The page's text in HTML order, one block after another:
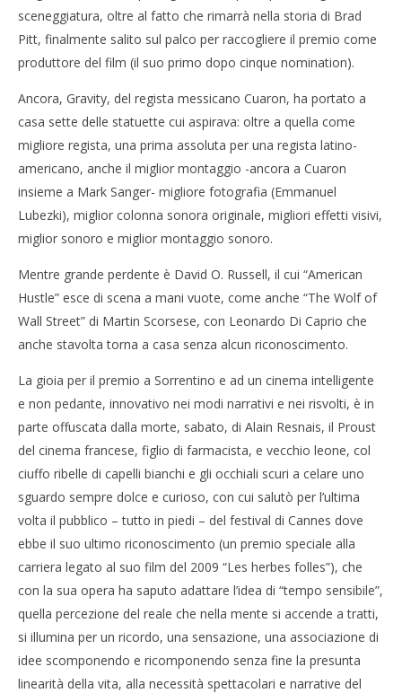
sceneggiatura, oltre al fatto che rimarrà nella storia di Brad
Pitt, finalmente salito sul palco per raccogliere il premio come
produttore del film (il suo primo dopo cinque nomination).
Ancora, Gravity, del regista messicano Cuaron, ha portato a
casa sette delle statuette cui aspirava: oltre a quella come
migliore regista, una prima assoluta per una regista latino-
americano, anche il miglior montaggio -ancora a Cuaron
insieme a Mark Sanger- migliore fotografia (Emmanuel
Lubezki), miglior colonna sonora originale, migliori effetti visivi,
miglior sonoro e miglior montaggio sonoro.
Mentre grande perdente è David O. Russell, il cui “American
Hustle” esce di scena a mani vuote, come anche “The Wolf of
Wall Street” di Martin Scorsese, con Leonardo Di Caprio che
anche stavolta torna a casa senza alcun riconoscimento.
La gioia per il premio a Sorrentino e ad un cinema intelligente
e non pedante, innovativo nei modi narrativi e nei risvolti, è in
parte offuscata dalla morte, sabato, di Alain Resnais, il Proust
del cinema francese, figlio di farmacista, e vecchio leone, col
ciuffo ribelle di capelli bianchi e gli occhiali scuri a celare uno
sguardo sempre dolce e curioso, con cui salutò per l’ultima
volta il pubblico – tutto in piedi – del festival di Cannes dove
ebbe il suo ultimo riconoscimento (un premio speciale alla
carriera legato al suo film del 2009 “Les herbes folles”), che
con la sua opera ha saputo adattare l’idea di “tempo sensibile”,
quella percezione del reale che nella mente si accende a tratti,
si illumina per un ricordo, una sensazione, una associazione di
idee scomponendo e ricomponendo senza fine la presunta
linearità della vita, alla necessità spettacolari e narrative del